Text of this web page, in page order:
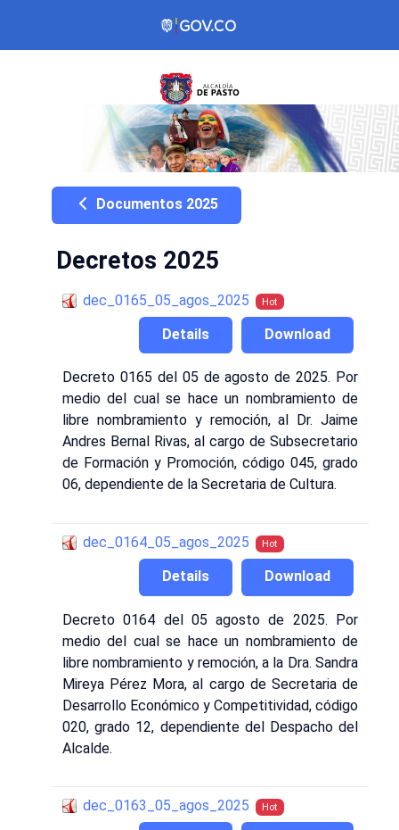
Documentos 2025
Decretos 2025
dec_0165_05_agos_2025 Hot
Download
Details
Decreto 0165 del 05 de agosto de 2025. Por
medio del cual se hace un nombramiento de
libre nombramiento y remoción, al Dr. Jaime
Andres Bernal Rivas, al cargo de Subsecretario
de Formación y Promoción, código 045, grado
06, dependiente de la Secretaria de Cultura.
dec_0164_05_agos_2025 Hot
Download
Details
Decreto 0164 del 05 agosto de 2025. Por
medio del cual se hace un nombramiento de
libre nombramiento y remoción, a la Dra. Sandra
Mireya Pérez Mora, al cargo de Secretaria de
Desarrollo Económico y Competitividad, código
020, grado 12, dependiente del Despacho del
Alcalde.
dec_0163_05_agos_2025 Hot